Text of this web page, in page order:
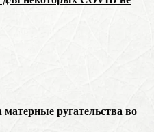
ругательства во